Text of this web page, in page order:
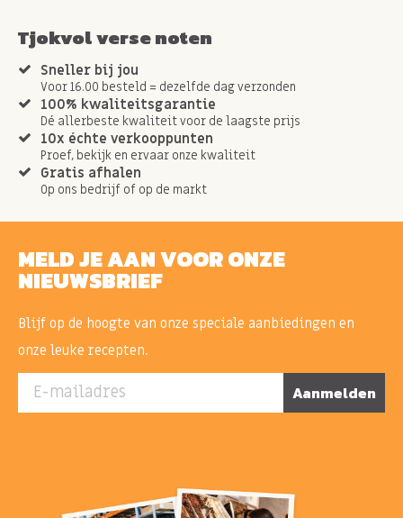
Tjokvol verse noten
Sneller bij jou
Voor 16.00 besteld = dezelfde dag verzonden
100% kwaliteitsgarantie
Dé allerbeste kwaliteit voor de laagste prijs
10x échte verkooppunten
Proef, bekijk en ervaar onze kwaliteit
Gratis afhalen
Op ons bedrijf of op de markt
MELD JE AAN VOOR ONZE
NIEUWSBRIEF
Blijf op de hoogte van onze speciale aanbiedingen en
onze leuke recepten.
E-mailadres Aanmelden